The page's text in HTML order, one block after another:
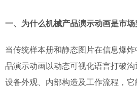
一、为什么机械产品演示动画是市场
当传统样本册和静态图片在信息爆
品演示动画以动态可视化语言打破
设备外观、内部构造及工作流程，